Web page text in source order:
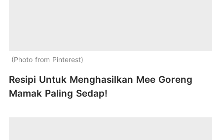
Photo from Pinterest
Resipi Untuk Menghasilkan Mee Goreng
Mamak Paling Sedap!